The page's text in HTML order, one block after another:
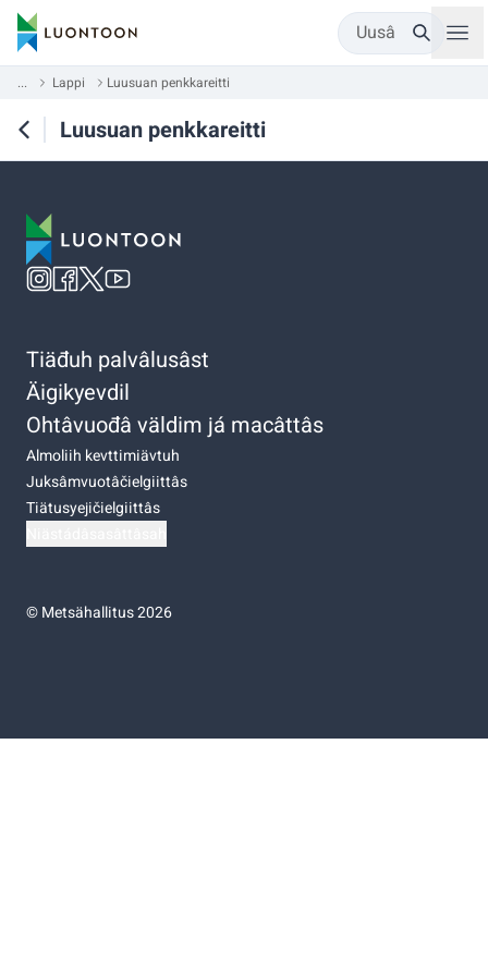
Uusâ
... Lappi Luusuan penkkareitti
Luusuan penkkareitti
Tiäđuh palvâlusâst
Äigikyevdil
Ohtâvuođâ väldim já macâttâs
Almoliih kevttimiävtuh
Juksâmvuotâčielgiittâs
Tiätusyejičielgiittâs
©Metsähallitus 2026